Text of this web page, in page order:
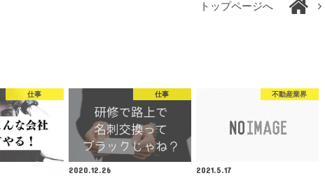
トップページへ
仕事 仕事
2020.12.26
不動産業界
2021.5.17